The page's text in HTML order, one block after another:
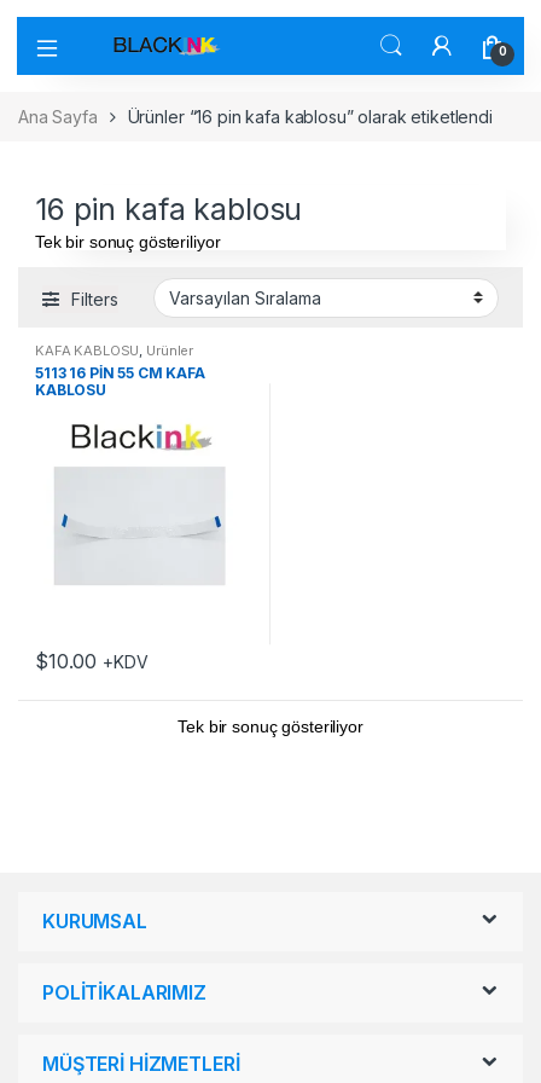
0
Ana Sayfa Ürünler “16 pin kafa kablosu” olarak etiketlendi
16 pin kafa kablosu
Tek bir sonuç gösteriliyor
Filters
KAFA KABLOSU, Ürünler
5113 16 PİN 55 CM KAFA
KABLOSU
$10.00 +KDV
Tek bir sonuç gösteriliyor
KURUMSAL
POLİTİKALARIMIZ
MÜŞTERİ HİZMETLERİ